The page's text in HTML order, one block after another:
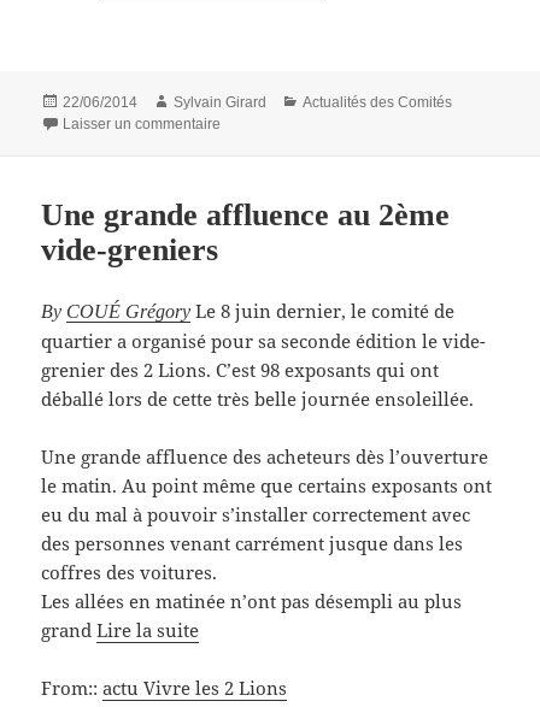
Publié
le
22/06/2014 Auteur
Sylvain Girard Catégories
Actualités des Comités
Laisser un commentaire
Une grande affluence au 2ème
vide-greniers
By COUÉ Grégory Le 8 juin dernier, le comité de
quartier a organisé pour sa seconde édition le vide-
grenier des 2 Lions. C’est 98 exposants qui ont
déballé lors de cette très belle journée ensoleillée.
Une grande affluence des acheteurs dès l’ouverture
le matin. Au point même que certains exposants ont
eu du mal à pouvoir s’installer correctement avec
des personnes venant carrément jusque dans les
coffres des voitures.
Les allées en matinée n’ont pas désempli au plus
grandLire la suite
From::actu Vivre les 2 Lions